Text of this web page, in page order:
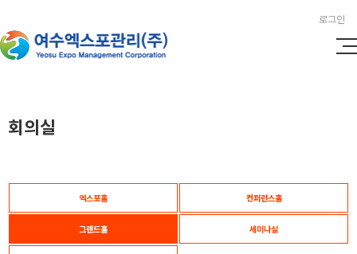
로그인
회의실
엑스포홀 컨퍼런스홀
그랜드홀 세미나실